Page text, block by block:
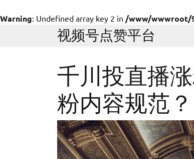
Warning: Undefined array key 2 in /www/wwwroot/
视频号点赞平台
千川投直播
粉内容规范？